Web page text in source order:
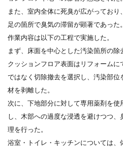
また、室内全体に死臭が広がってお
足の箇所で臭気の滞留が顕著であった。
作業内容は以下の工程で実施した。
まず、床面を中心とした汚染箇所の除
クッションフロア表面はリフォーム
ではなく切除撤去を選択し、汚染部
材を剥離した。
次に、下地部分に対して専用薬剤を
し、木部への過度な浸透を避けつつ
理を行った。
浴室・トイレ・キッチンについては、